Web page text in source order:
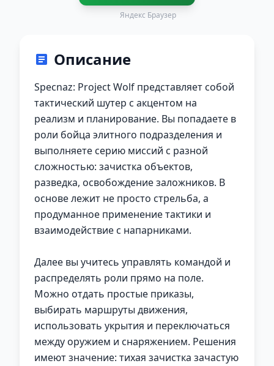
Яндекс Браузер
Описание
Specnaz: Project Wolf представляет собой
тактический шутер с акцентом на
реализм и планирование. Вы попадаете в
роли бойца элитного подразделения и
выполняете серию миссий с разной
сложностью: зачистка объектов,
разведка, освобождение заложников. В
основе лежит не просто стрельба, а
продуманное применение тактики и
взаимодействие с напарниками.
Далее вы учитесь управлять командой и
распределять роли прямо на поле.
Можно отдать простые приказы,
выбирать маршруты движения,
использовать укрытия и переключаться
между оружием и снаряжением. Решения
имеют значение: тихая зачистка зачастую